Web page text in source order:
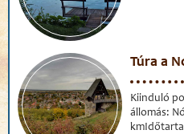
Túra a
Kiinduló
állomás: